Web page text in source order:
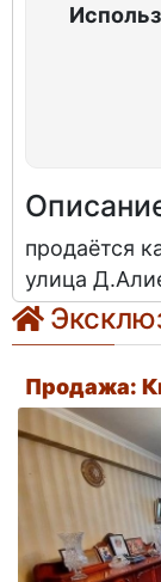
продаётся
улица
Продажа: